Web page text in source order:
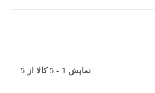
نمایش 1
-
5 کالا از 5